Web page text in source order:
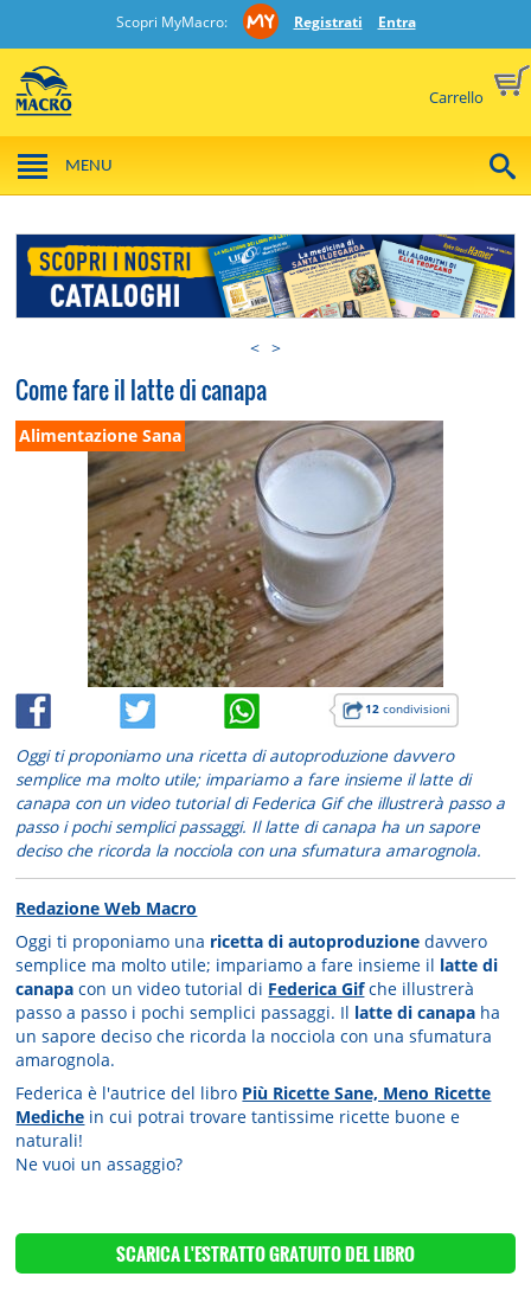
Scopri MyMacro: Registrati Entra
Carrello
MENU
< >
Come fare il latte di canapa
Alimentazione Sana
12condivisioni
Oggi ti proponiamo una ricetta di autoproduzione davvero
semplice ma molto utile; impariamo a fare insieme il latte di
canapa con un video tutorial di Federica Gif che illustrerà passo a
passo i pochi semplici passaggi. Il latte di canapa ha un sapore
deciso che ricorda la nocciola con una sfumatura amarognola.
Redazione Web Macro
Oggi ti proponiamo una ricetta di autoproduzione davvero
semplice ma molto utile; impariamo a fare insieme il latte di
canapa con un video tutorial di Federica Gifche illustrerà
passo a passo i pochi semplici passaggi. Il latte di canapa ha
un sapore deciso che ricorda la nocciola con una sfumatura
amarognola.
Federica è l'autrice del libro Più Ricette Sane, Meno Ricette
Mediche in cui potrai trovare tantissime ricette buone e
naturali!
Ne vuoi un assaggio?
SCARICA L'ESTRATTO GRATUITODEL LIBRO